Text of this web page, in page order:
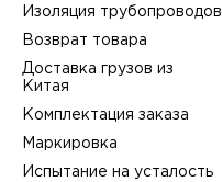
Изоляция трубопроводов
Возврат товара
Доставка грузов из
Китая
Комплектация заказа
Маркировка
Испытание на усталость